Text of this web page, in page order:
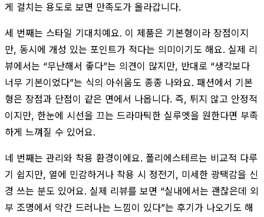
게 걸치는 용도로 보면 만족도가 올라갑니다.
세 번째는 스타일 기대치예요. 이 제품은 기본형이라 장점이지
만, 동시에 개성 있는 포인트가 적다는 의미이기도 해요. 실제 리
뷰에서는 “무난해서 좋다”는 의견이 많지만, 반대로 “생각보다
너무 기본이었다”는 식의 아쉬움도 종종 나와요. 패션에서 기본
형은 장점과 단점이 같은 면에서 나옵니다. 즉, 튀지 않고 안정적
이지만, 한눈에 시선을 끄는 드라마틱한 실루엣을 원한다면 부족
하게 느껴질 수 있어요.
네 번째는 관리와 착용 환경이에요. 폴리에스테르는 비교적 다루
기 쉽지만, 열에 민감하거나 착용 시 정전기, 미세한 광택감을 신
경 쓰는 분도 있어요. 실제 리뷰를 보면 “실내에서는 괜찮은데 외
부 조명에서 약간 드러나는 느낌이 있다”는 후기가 나오기도 해